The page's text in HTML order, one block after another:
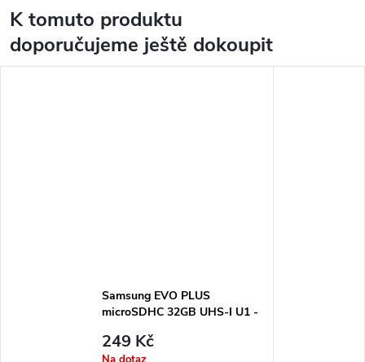
K tomuto produktu
doporučujeme ještě dokoupit
Samsung EVO PLUS
microSDHC 32GB UHS-I U1 -
249 Kč